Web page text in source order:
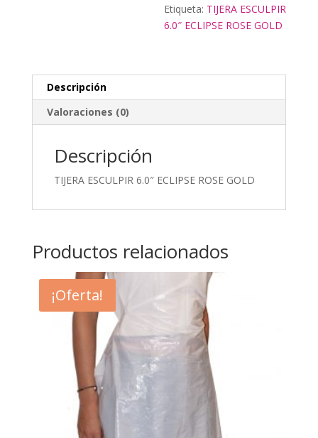
Etiqueta: TIJERA ESCULPIR
6.0″ ECLIPSE ROSE GOLD
Descripción
Valoraciones (0)
Descripción
TIJERA ESCULPIR 6.0″ ECLIPSE ROSE GOLD
Productos relacionados
¡Oferta!